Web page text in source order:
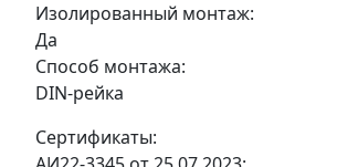
Изолированный монтаж:
Да
Способ монтажа:
DIN-рейка
Сертификаты: